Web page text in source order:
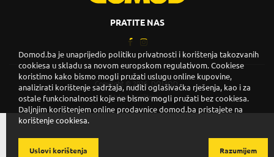
PRATITE NAS
Copyright © 2026. DOMOD.
Uslovi korištenja.
Domod.ba je unaprijedio politiku privatnosti i korištenja takozvanih
cookiesa u skladu sa novom europskom regulativom. Cookiese
koristimo kako bismo mogli pružati uslugu online kupovine,
analizirati korištenje sadržaja, nuditi oglašivačka rješenja, kao i za
ostale funkcionalnosti koje ne bismo mogli pružati bez cookiesa.
Daljnjim korištenjem online prodavnice domod.ba pristajete na
korištenje cookiesa.
Razumijem
Uslovi korištenja